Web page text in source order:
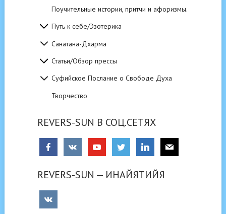
Поучительные истории, притчи и афоризмы.
Путь к себе/Эзотерика
Санатана-Дхарма
Статьи/Обзор прессы
Суфийское Послание о Свободе Духа
Творчество
REVERS-SUN В СОЦ.СЕТЯХ
REVERS-SUN — ИНАЙЯТИЙЯ